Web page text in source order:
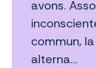
avons.
commun,
alterna...